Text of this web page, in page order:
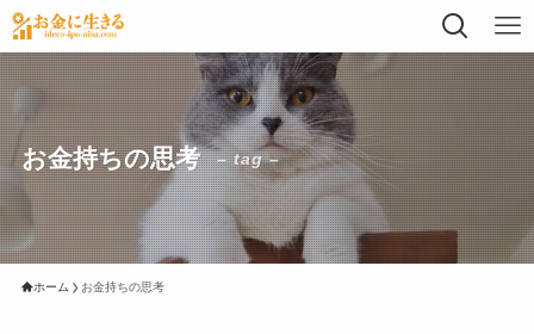
お金持ちの思考 – tag –
ホーム お金持ちの思考